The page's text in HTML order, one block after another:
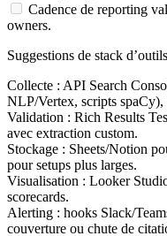
Cadence de reporting
owners.
Suggestions de stack d’outils
Collecte : API Search
NLP/Vertex, scripts
Validation : Rich Results
avec extraction custom.
Stockage : Sheets/Notion
pour setups plus larges.
Visualisation : Looker
scorecards.
Alerting : hooks Slack/
couverture ou chute de